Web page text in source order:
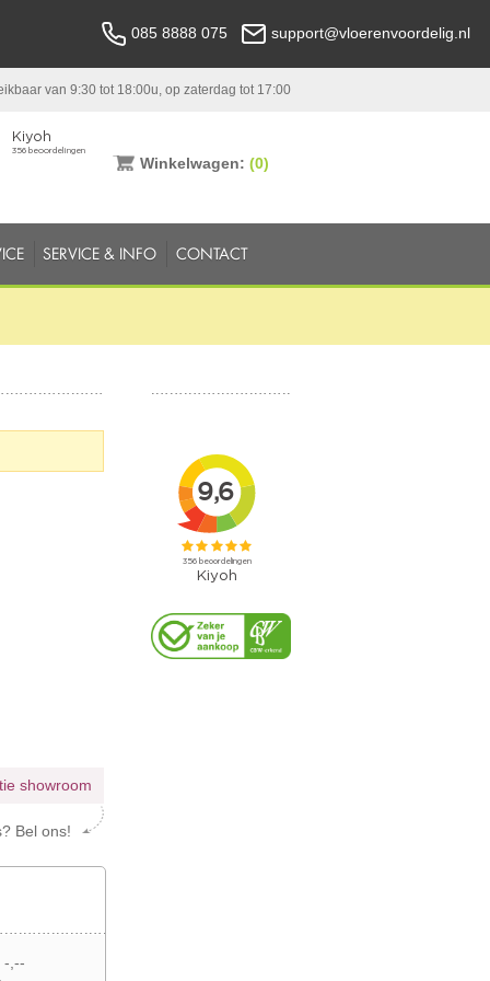
085 8888 075 support@vloerenvoordelig.nl
van 9:30 tot 18:00u, op zaterdag tot 17:00
Winkelwagen: (0)
SERVICE & INFO CONTACT
showroom
Bel ons!
-,--